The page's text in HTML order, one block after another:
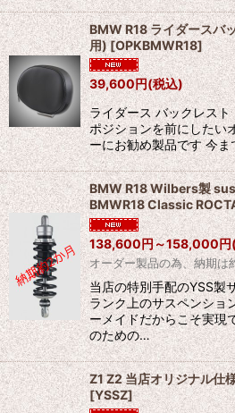
BMW R18 ライダース
用)[OPKBMWR18]
39,600円(税込)
ライダース バックレス
ポジションを前にしたい
ーにお勧め製品です 今
BMW R18 Wilbers製
BMWR18 Classic
138,600円～158,000円
オーダー製品の為、納期は
当店の特別手配のYSS製
ランク上のサスペンショ
ーメイドだからこそ実現
のための…
Z1 Z2 当店オリジナル仕
[YSSZ]